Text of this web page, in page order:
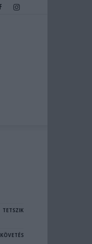
TETSZIK
KÖVETÉS